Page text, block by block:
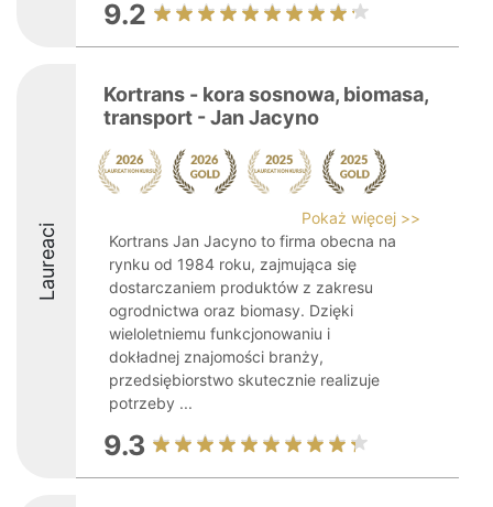
9.2
Laureaci
Kortrans - kora sosnowa, biomasa,
transport - Jan Jacyno
Pokaż więcej >>
Kortrans Jan Jacyno to firma obecna na
rynku od 1984 roku, zajmująca się
dostarczaniem produktów z zakresu
ogrodnictwa oraz biomasy. Dzięki
wieloletniemu funkcjonowaniu i
dokładnej znajomości branży,
przedsiębiorstwo skutecznie realizuje
potrzeby ...
9.3